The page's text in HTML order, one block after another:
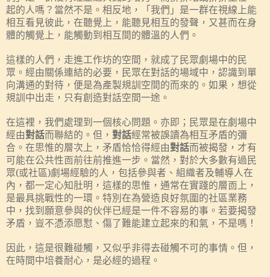
起的人嗎？當然不是。相反地，「我們」是一群在視線上能
相互看見彼此，在聽覺上，能聽見相互的發聲，又甚而在身
體的觸覺上，能觸動到相互間的體溫的人們。
這樣的人們，走進工作坊的空間，就成了民眾劇場中的民
眾。經由關係連結的必要，民眾在對話的場域中，認識到單
向溝通的對待，便是為產製規訓空間的而來的。如果，想從
規訓中出走，只有創造對話空間一途。
在這裡，我們處理到一個核心問題。亦即；民眾是在劇場中
經由對話而聯結的。但， 對話經常被誤讀為相互矛盾的彌
合。在思惟的層次上，矛盾恰恰得經由對話而被揭發，才有
可能在公共性靣前往前推進一步。當然，對於大多數有過民
眾(或社區)劇場經驗的人，包括參與者、組織者及輔導人在
內，都一定心知肚明，這樣的思惟，通常在實踐的層靣上，
是最具挑戰性的一環。特別在為營造良好氛圍的社區業務
中，找到願意參與的伙伴已經是一件不容易的事。若要揭發
矛盾，豈不憑添愿懟、傷了難能建立起來的和氣，不是嗎！
因此，這是很難碰觸，又似乎非得去碰觸不可的事情。但，
在時間中培養耐心，是必經的過程。